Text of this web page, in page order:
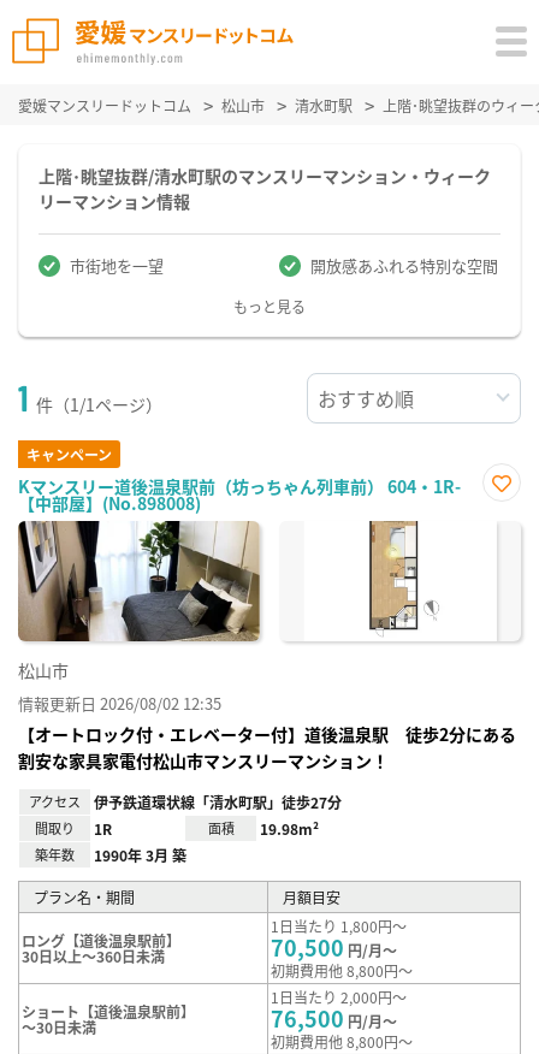
愛媛マンスリードットコム 松山市 清水町駅 上階･眺望抜群のウィ
上階･眺望抜群/清水町駅のマンスリーマンション・ウィーク
リーマンション情報
市街地を一望 開放感あふれる特別な空間
もっと見る
1 件（1/1ページ）
キャンペーン
Kマンスリー道後温泉駅前（坊っちゃん列車前） 604・1R-
【中部屋】(No.898008)
に入
松山市
情報更新日 2026/08/02 12:35
【オートロック付・エレベーター付】道後温泉駅 徒歩2分にある
割安な家具家電付松山市マンスリーマンション！
アクセス 伊予鉄道環状線「清水町駅」徒歩27分
間取り 1R 面積 19.98m²
築年数 1990年 3月 築
プラン名・期間 月額目安
ロング【道後温泉駅前】
30日以上～360日未満
1日当たり 1,800円～
70,500 円/月～
初期費用他 8,800円～
ショート【道後温泉駅前】
～30日未満
1日当たり 2,000円～
76,500 円/月～
初期費用他 8,800円～